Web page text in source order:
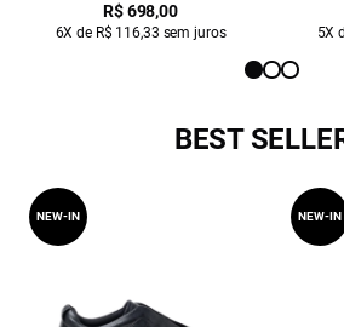
R$ 698,00
6X de R$ 116,33 sem juros 5X
BEST
NEW-IN NEW-IN